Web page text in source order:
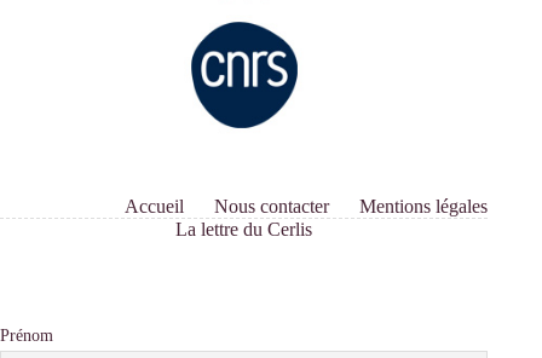
Accueil Nous contacter
Mentions légales
La lettre du Cerlis
Prénom